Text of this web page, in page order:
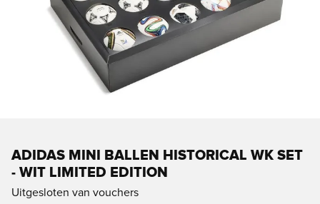
ADIDAS MINI BALLEN HISTORICAL WK SET
- WIT LIMITED EDITION
Uitgesloten van vouchers